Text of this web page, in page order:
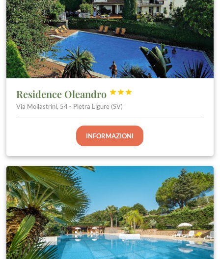
Residence Oleandro 


Via Moilastrini, 54 - Pietra Ligure (SV)
INFORMAZIONI